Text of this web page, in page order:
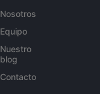
Nosotros
Equipo
Nuestro
blog
Contacto